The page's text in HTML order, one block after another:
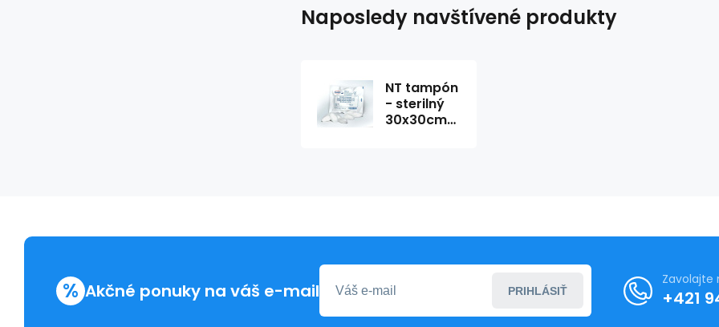
Naposledy navštívené produkty
NT tampón
- sterilný
30x30cm
% Akčné ponuky na váš e-mail PRIHLÁSIŤ
Zavolajte
+421